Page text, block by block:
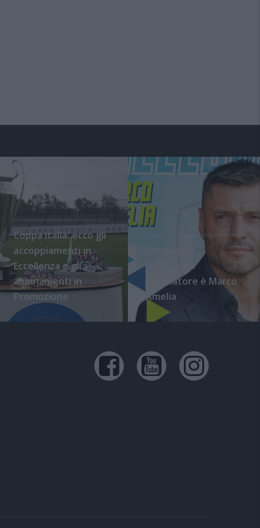
Coppa Italia: ecco gli
accoppiamenti in
Eccellenza e gli
abbinamenti in
Promozione
l'ufficialità:
l'allenatore è Marco
Amelia